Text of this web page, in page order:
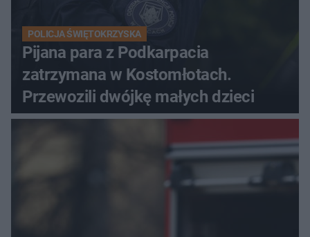
POLICJA ŚWIĘTOKRZYSKA
Pijana para z Podkarpacia
zatrzymana w Kostomłotach.
Przewozili dwójkę małych dzieci